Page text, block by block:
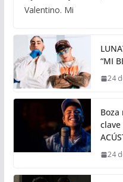
Valentino. Mi
“MI
24
clave
24